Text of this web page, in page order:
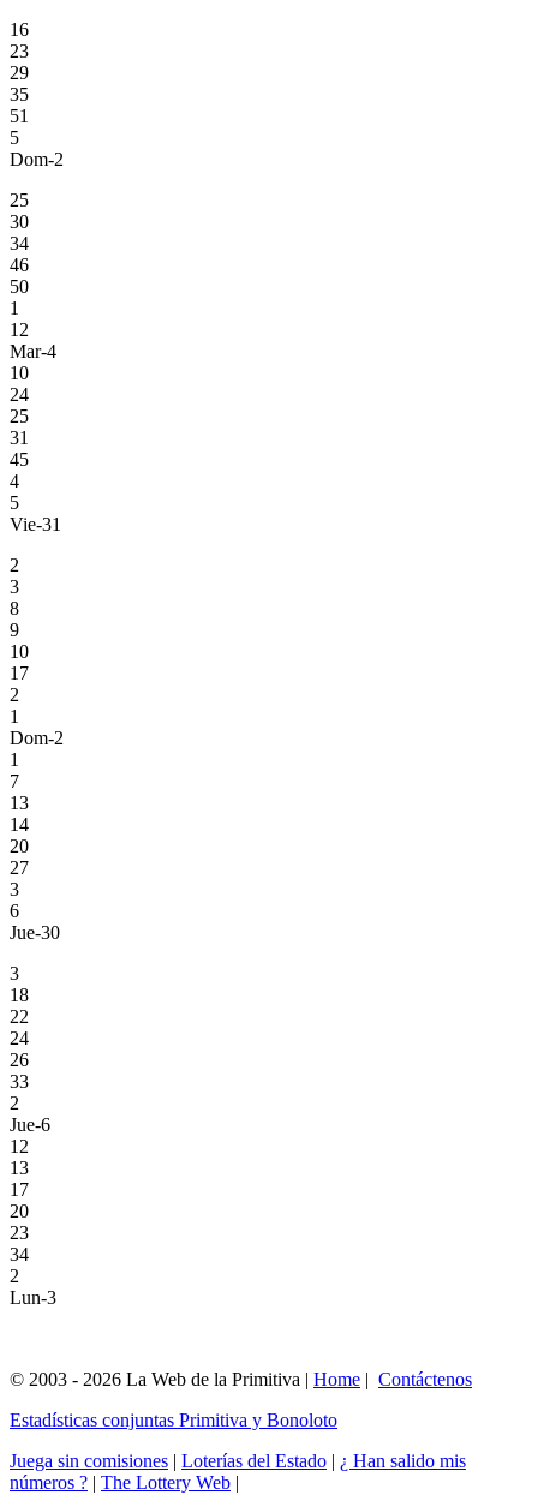
16
23
29
35
51
5
Dom-2
25
30
34
46
50
1
12
Mar-4
10
24
25
31
45
4
5
Vie-31
2
3
8
9
10
17
2
1
Dom-2
1
7
13
14
20
27
3
6
Jue-30
3
18
22
24
26
33
2
Jue-6
12
13
17
20
23
34
2
Lun-3
© 2003 - 2026 La Web de la Primitiva | Home | Contáctenos
Estadísticas conjuntas Primitiva y Bonoloto
Juega sin comisiones | Loterías del Estado | ¿ Han salido mis
números ? | The Lottery Web |